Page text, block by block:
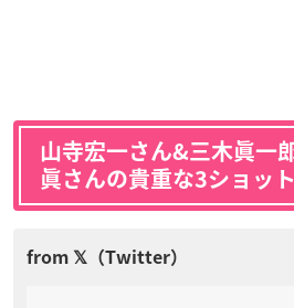
山寺宏一さん&三木眞一
眞さんの貴重な3ショット